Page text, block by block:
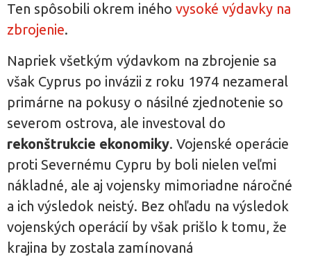
Ten spôsobili okrem iného vysoké výdavky na
zbrojenie.
Napriek všetkým výdavkom na zbrojenie sa
však Cyprus po invázii z roku 1974 nezameral
primárne na pokusy o násilné zjednotenie so
severom ostrova, ale investoval do
rekonštrukcie ekonomiky. Vojenské operácie
proti Severnému Cypru by boli nielen veľmi
nákladné, ale aj vojensky mimoriadne náročné
a ich výsledok neistý. Bez ohľadu na výsledok
vojenských operácií by však prišlo k tomu, že
krajina by zostala zamínovaná